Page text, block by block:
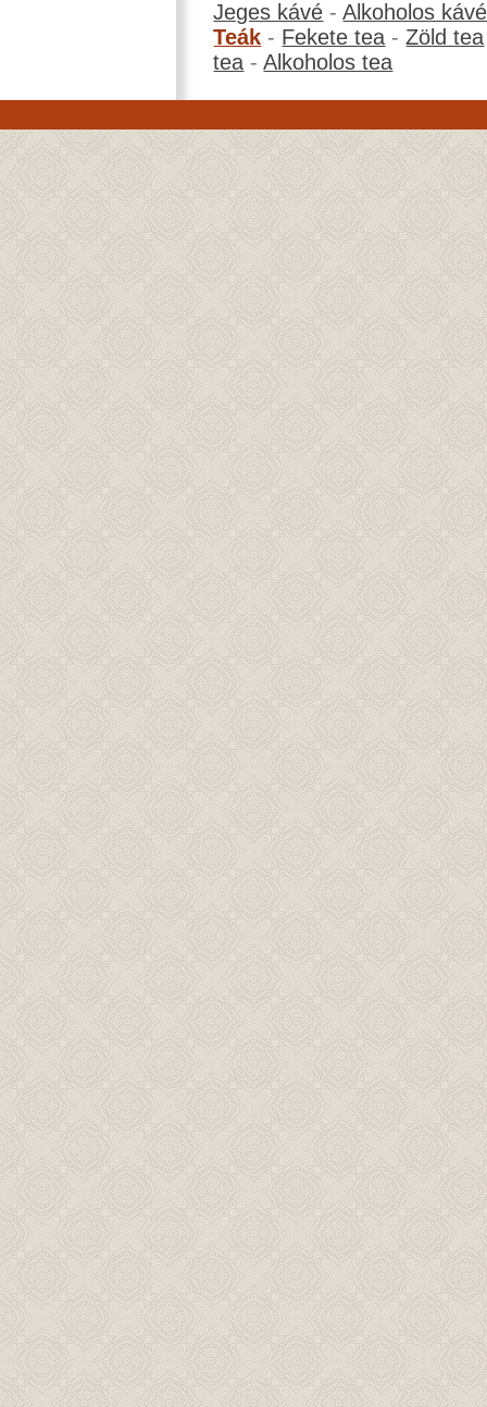
Jeges kávé -Alkoholos kávé
Teák - Fekete tea -Zöld tea
tea -Alkoholos tea